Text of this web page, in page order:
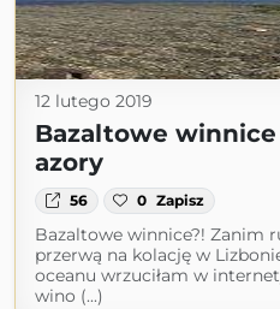
12 lutego 2019
Bazaltowe
azory
56 0 Zapisz
Bazaltowe winnice?! Zanim
przerwą na kolację w
oceanu wrzuciłam w
wino (...)